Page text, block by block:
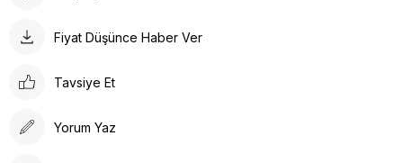
Fiyat Düşünce Haber Ver
Tavsiye Et
Yorum Yaz